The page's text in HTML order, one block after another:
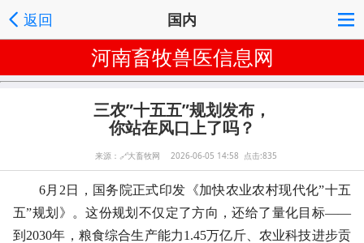
返回 国内
河南畜牧兽医信息网
三农”十五五”规划发布，
你站在风口上了吗？
来源： 🔗大畜牧网 2026-06-05 14:58 点击:835
6月2日，国务院正式印发《加快农业农村现代化”十五
五”规划》。这份规划不仅定了方向，还给了量化目标——
到2030年，粮食综合生产能力1.45万亿斤、农业科技进步贡